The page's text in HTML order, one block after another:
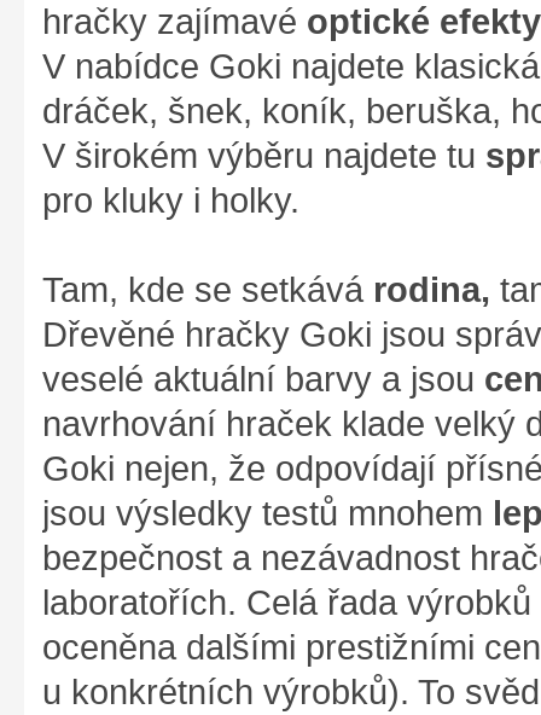
hračky zajímavé optické
V nabídce Goki najdete
dráček, šnek, koník, beruška,
V širokém výběru najdete tu
pro kluky i holky.
Tam, kde se setkává rodina,
Dřevěné hračky Goki jsou
veselé aktuální barvy a jsou
navrhování hraček klade velký
Goki nejen, že odpovídají
jsou výsledky testů mnohem
bezpečnost a nezávadnost
laboratořích. Celá řada
oceněna dalšími prestižními
u konkrétních výrobků). To